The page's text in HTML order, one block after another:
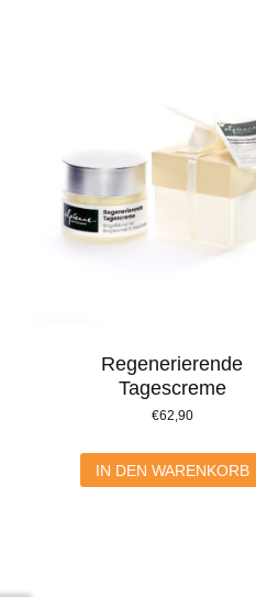
Regenerierende
Tagescreme
€62,90
IN DEN WARENKORB